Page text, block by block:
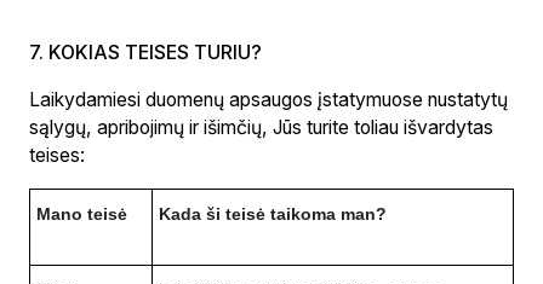
7. KOKIAS TEISES TURIU?
Laikydamiesi duomenų apsaugos įstatymuose nustatytų
sąlygų, apribojimų ir išimčių, Jūs turite toliau išvardytas
teises:
Mano teisė Kada ši teisė taikoma man?